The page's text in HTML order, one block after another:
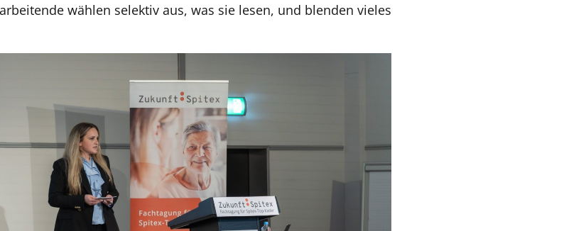
wählen selektiv aus, was sie lesen, und blenden vieles